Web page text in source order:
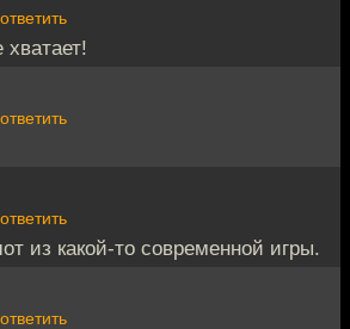
ответить
ответить
ответить
из какой-то современной игры.
ответить